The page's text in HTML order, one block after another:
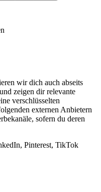
wir dich auch abseits
zeigen dir relevante
verschlüsselten
externen Anbietern
sofern du deren
Pinterest, TikTok